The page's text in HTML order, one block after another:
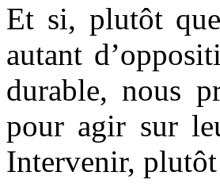
Et si, plutôt
autant
durable, nous
pour agir sur
Intervenir,